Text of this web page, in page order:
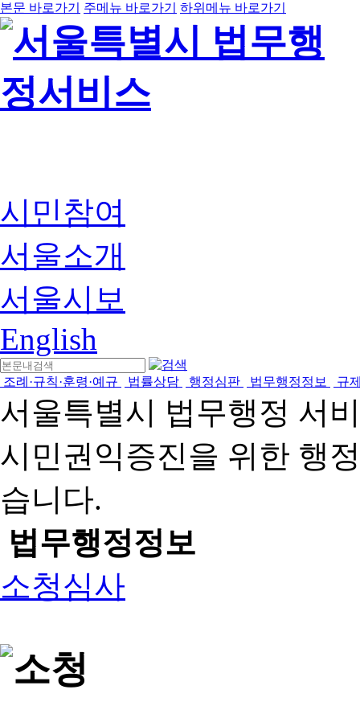
본문 바로가기 주메뉴 바로가기 하위메뉴 바로가기
시민참여
서울소개
서울시보
English
조례·규칙·훈령·예규 법률상담 행정심판 법무행정정보 규
서울특별시 법무행정 서
시민권익증진을 위한 행
습니다.
법무행정정보
소청심사